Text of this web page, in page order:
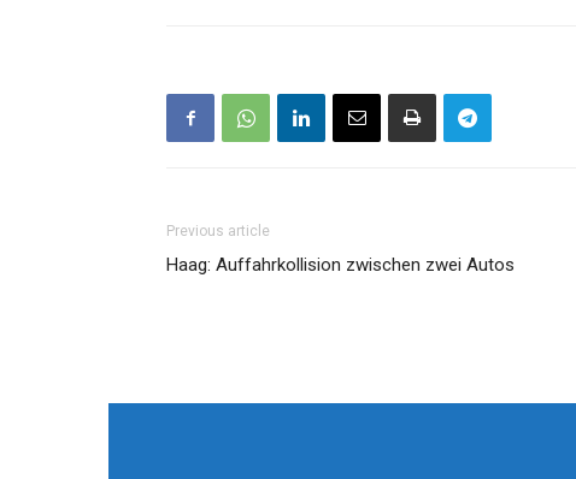
Previous article
Haag: Auffahrkollision zwischen zwei Autos